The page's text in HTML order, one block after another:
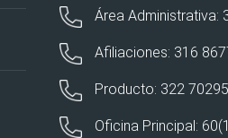
Área Administrativa:
Afiliaciones: 316
Producto: 322
Oficina Principal: